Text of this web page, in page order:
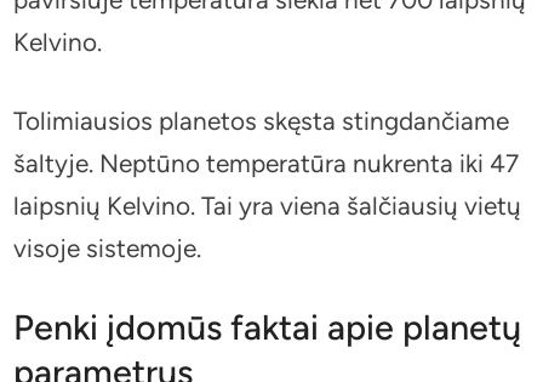
Kelvino.
Tolimiausios planetos skęsta stingdančiame
šaltyje. Neptūno temperatūra nukrenta iki 47
laipsnių Kelvino. Tai yra viena šalčiausių vietų
visoje sistemoje.
Penki įdomūs faktai apie planetų
parametrus